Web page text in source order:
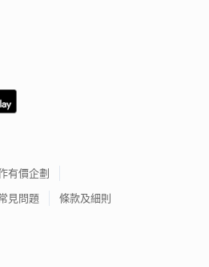
有價企劃
見問題 條款及細則